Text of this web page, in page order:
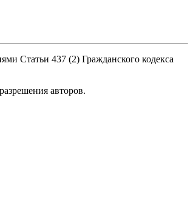
Статьи 437 (2) Гражданского кодекса
авторов.